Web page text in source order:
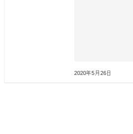
2020年5月26日